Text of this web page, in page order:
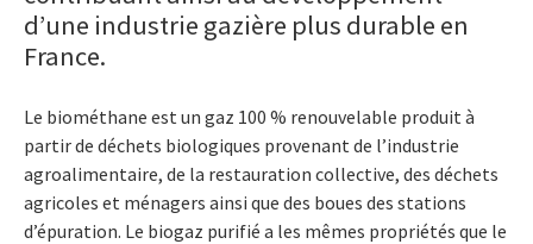
d’une industrie gazière plus durable en
France.
Le biométhane est un gaz 100 % renouvelable produit à
partir de déchets biologiques provenant de l’industrie
agroalimentaire, de la restauration collective, des déchets
agricoles et ménagers ainsi que des boues des stations
d’épuration. Le biogaz purifié a les mêmes propriétés que le